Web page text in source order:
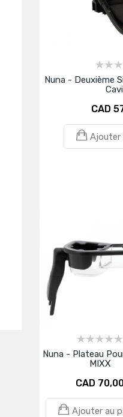
Nuna - Deuxième
CAD
Ajouter
Nuna - Plateau
MIXX
CAD
Ajouter au